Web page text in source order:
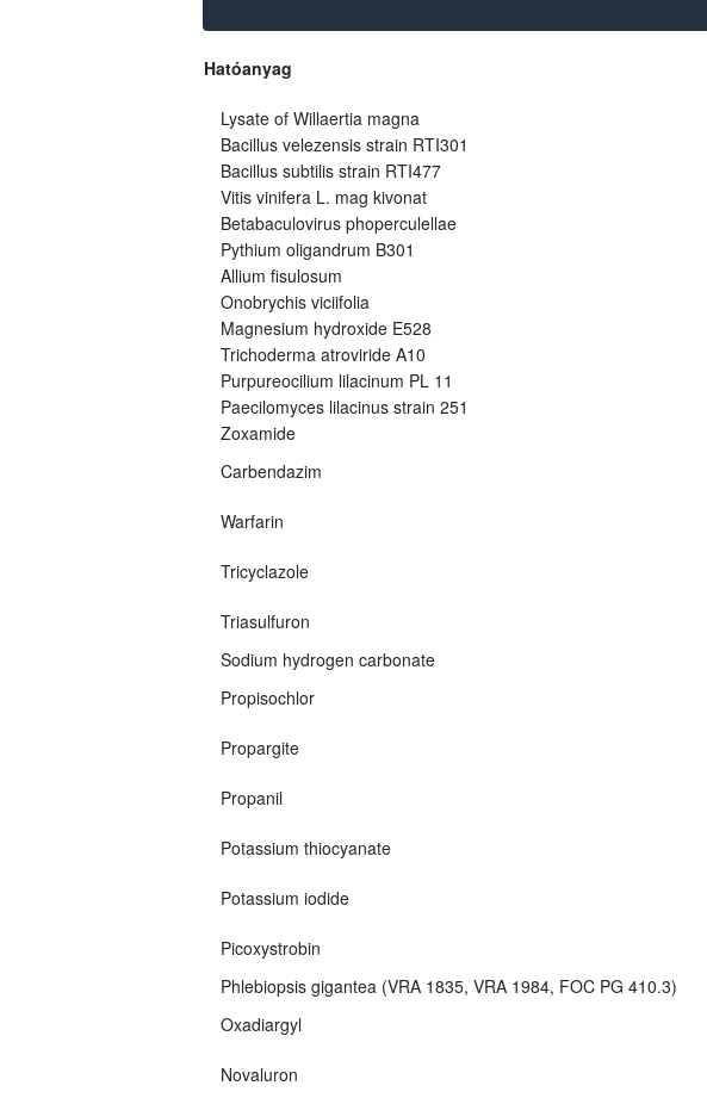
Hatóanyag
Lysate of Willaertia magna
Bacillus velezensis strain RTI301
Bacillus subtilis strain RTI477
Vitis vinifera L. mag kivonat
Betabaculovirus phoperculellae
Pythium oligandrum B301
Allium fisulosum
Onobrychis viciifolia
Magnesium hydroxide E528
Trichoderma atroviride A10
Purpureocilium lilacinum PL 11
Paecilomyces lilacinus strain 251
Zoxamide
Carbendazim
Warfarin
Tricyclazole
Triasulfuron
Sodium hydrogen carbonate
Propisochlor
Propargite
Propanil
Potassium thiocyanate
Potassium iodide
Picoxystrobin
Phlebiopsis gigantea (VRA 1835, VRA 1984, FOC PG 410.3)
Oxadiargyl
Novaluron